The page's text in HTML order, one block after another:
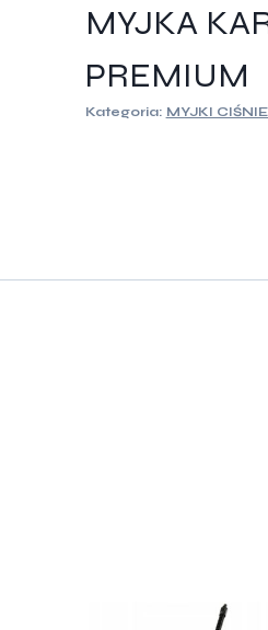
MYJKA
PREMIUM
Kategoria: MYJKI